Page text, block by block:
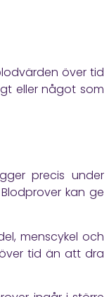
över tid
eller något som
precis under
kan ge
menscykel och
tid än att dra